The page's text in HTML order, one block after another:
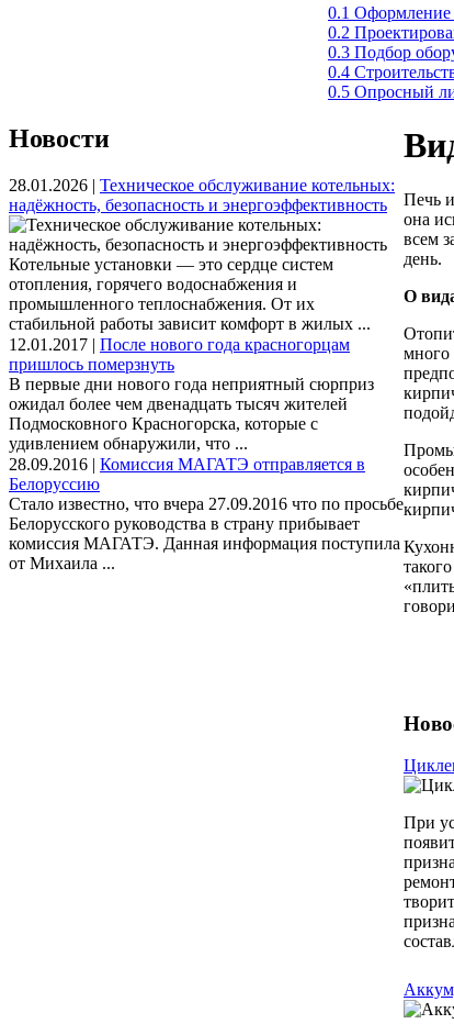
0.1
0.2
0.3 Подбор
0.4
0.5 Опросный
Новости
28.01.2026 | Техническое обслуживание котельных:
надёжность, безопасность и энергоэффективность
Котельные установки — это сердце систем
отопления, горячего водоснабжения и
промышленного теплоснабжения. От их
стабильной работы зависит комфорт в жилых ...
12.01.2017 | После нового года красногорцам
пришлось померзнуть
В первые дни нового года неприятный сюрприз
ожидал более чем двенадцать тысяч жителей
Подмосковного Красногорска, которые с
удивлением обнаружили, что ...
28.09.2016 | Комиссия МАГАТЭ отправляется в
Белоруссию
Стало известно, что вчера 27.09.2016 что по просьбе
Белорусского руководства в страну прибывает
комиссия МАГАТЭ. Данная информация поступила
от Михаила ...
Печь
она
всем
день.
О
много
При